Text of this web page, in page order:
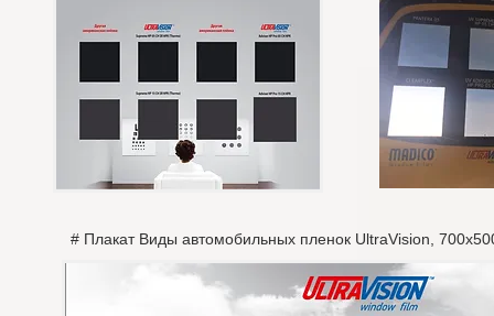
# Плакат Виды автомобильных пленок UltraVision,